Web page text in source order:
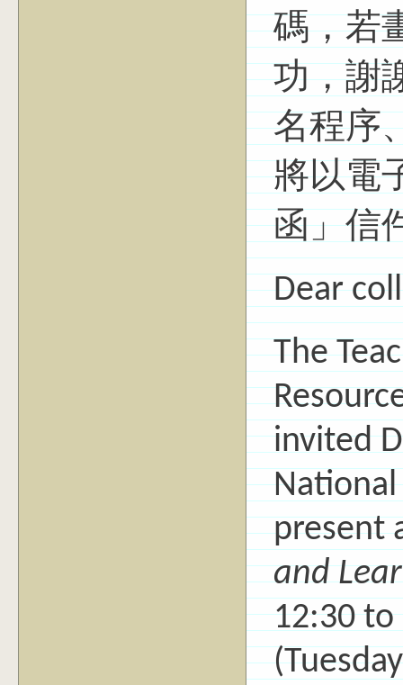
碼，若
功，謝
名程序
將以電
函」信
Dear
The
invited
present
and
12:30 to